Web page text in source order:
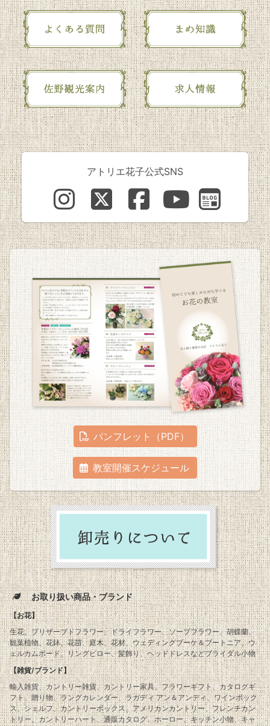
アトリエ花子公式SNS
パンフレット（PDF）
教室開催スケジュール
お取り扱い商品・ブランド
【お花】
生花、プリザーブドフラワー、ドライフラワー、ソープフラワー、胡蝶蘭、
観葉植物、花鉢、花苗、庭木、花材、ウェディングブーケ＆ブートニア、ウ
ェルカムボード、リングピロー、髪飾り、ヘッドドレスなどブライダル小物
【雑貨/ブランド】
輸入雑貨、カントリー雑貨、カントリー家具、フラワーギフト、カタログギ
フト、贈り物、ラングカレンダー、ラガディ アン＆アンディ、ワインボック
ス、シェルフ、カントリーボックス、アメリカンカントリー、フレンチカン
トリー、カントリーハート、通販カタログ、ホーロー、キッチン小物、キャ